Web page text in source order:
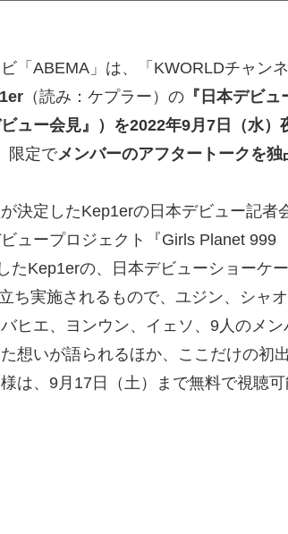
「ABEMA」は、「KWORLDチャン
（読み：ケプラー）の 『日本デビ
ビュー会見』）を2022年9月7日（水
限定でメンバーのアフタートークを独
決定したKep1erの日本デビュー記
ュープロジェクト『Girls Planet 999
たKep1erの、日本デビューショーケ
ち実施されるもので、ユジン、シャ
ヒエ、ヨンウン、イェソ、9人のメ
想いが語られるほか、ここだけの初
は、9月17日（土）まで無料で視聴可